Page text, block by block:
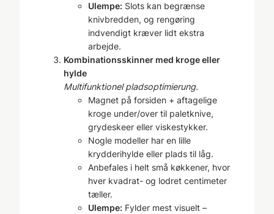
Ulempe: Slots kan begrænse
knivbredden, og rengøring
indvendigt kræver lidt ekstra
arbejde.
Kombinationsskinner med kroge eller
hylde
Multifunktionel pladsoptimierung.
Magnet på forsiden + aftagelige
kroge under/over til paletknive,
grydeskeer eller viskestykker.
Nogle modeller har en lille
krydderihylde eller plads til låg.
Anbefales i helt små køkkener, hvor
hver kvadrat- og lodret centimeter
tæller.
Ulempe: Fylder mest visuelt –